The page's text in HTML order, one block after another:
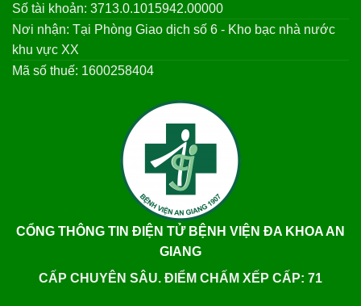
Số tài khoản: 3713.0.1015942.00000
Nơi nhận: Tại Phòng Giao dịch số 6 - Kho bạc nhà nước
khu vực XX
Mã số thuế: 1600258404
CỔNG THÔNG TIN ĐIỆN TỬ BỆNH VIỆN ĐA KHOA AN
GIANG
CẤP CHUYÊN SÂU. ĐIỂM CHẤM XẾP CẤP: 71